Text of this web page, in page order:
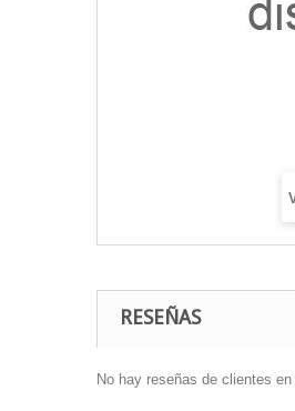
RESEÑAS
No hay reseñas de clientes